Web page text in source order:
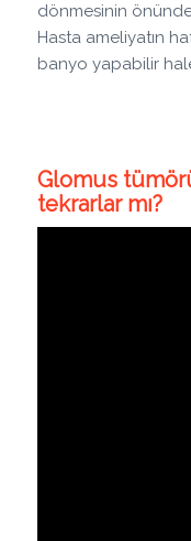
dönmesinin
Hasta ameliyatın
banyo yapabilir
Glomus
tekrarlar mı?